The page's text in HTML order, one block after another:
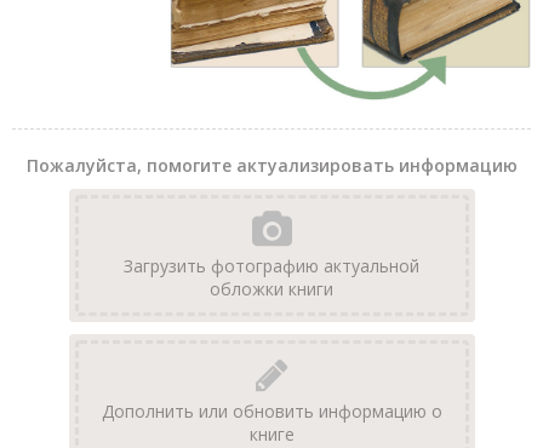
Пожалуйста, помогите актуализировать информацию
Загрузить фотографию актуальной
обложки книги
Дополнить или обновить информацию о
книге